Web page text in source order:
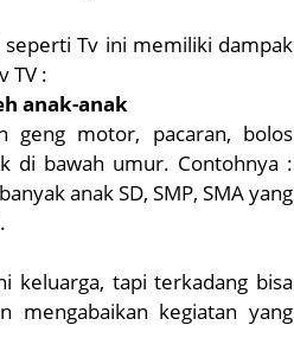
Tv ini memiliki dampak
TV :
anak-anak
geng motor, pacaran, bolos
di bawah umur. Contohnya :
anak SD, SMP, SMA yang
keluarga, tapi terkadang bisa
mengabaikan kegiatan yang